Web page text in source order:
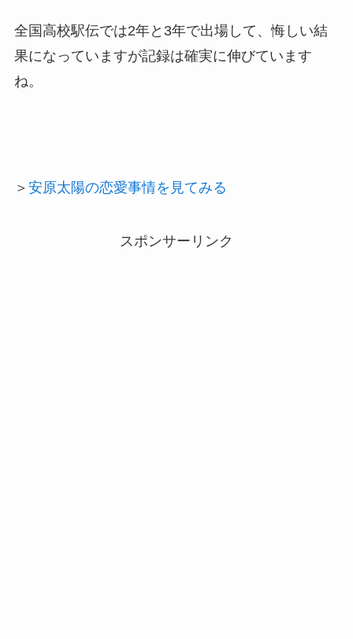
全国高校駅伝では2年と3年で出場して、悔しい結
果になっていますが記録は確実に伸びています
ね。
＞ 安原太陽の恋愛事情を見てみる
スポンサーリンク